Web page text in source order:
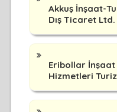
Akkuş İnşaat-
Dış Ticaret Ltd.
Eribollar İnşaat
Hizmetleri